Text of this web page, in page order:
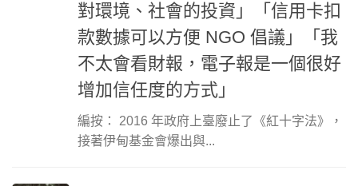
對環境、社會的投資」「信用卡扣
款數據可以方便 NGO 倡議」「我
不太會看財報，電子報是一個很好
增加信任度的方式」
編按： 2016 年政府上臺廢止了《紅十字法》，
接著伊甸基金會爆出與...